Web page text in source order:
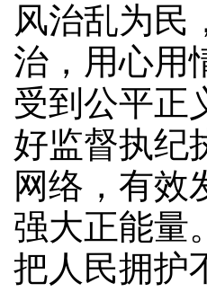
风治乱为民
治，用心用
受到公平正
好监督执纪
网络，有效
强大正能量
把人民拥护